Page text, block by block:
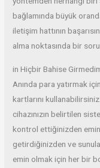
bağlamında büyük
iletişim hattının
alma noktasında bir
in Hiçbir Bahise
Anında para yatırmak
kartlarını
cihazınızın belirtilen
kontrol ettiğinizden emin
getirdiğinizden ve
emin olmak için her bir